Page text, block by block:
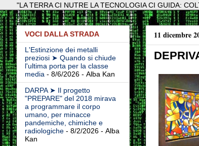
"LA TERRA CI NUTRE LA TECNOLOGIA CI GUIDA:
11 dicembre
VOCI DALLA STRADA
L'Estinzione dei metalli
preziosi ➤ Quando si chiude
l'ultima porta per la classe
media - 8/6/2026- Alba Kan
DARPA ➤ Il progetto
"PREPARE" del 2018 mirava
a programmare il corpo
umano, per minacce
pandemiche, chimiche e
radiologiche- 8/2/2026- Alba
Kan